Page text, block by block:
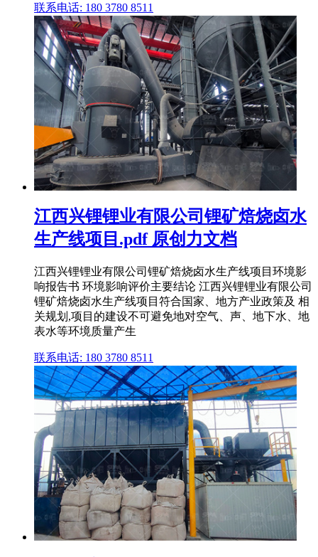
联系电话: 180 3780 8511
江西兴锂锂业有限公司锂矿焙烧卤水
生产线项目.pdf 原创力文档
江西兴锂锂业有限公司锂矿焙烧卤水生产线项目环境影
响报告书 环境影响评价主要结论 江西兴锂锂业有限公司
锂矿焙烧卤水生产线项目符合国家、地方产业政策及 相
关规划,项目的建设不可避免地对空气、声、地下水、地
表水等环境质量产生
联系电话: 180 3780 8511